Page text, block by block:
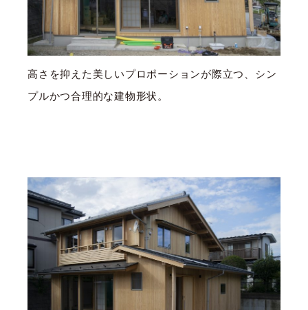
高さを抑えた美しいプロポーションが際立つ、シン
プルかつ合理的な建物形状。